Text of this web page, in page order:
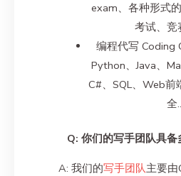
exam、各种形式
考试、竞
编程代写 Coding
Python、Java、
C#、SQL、Web前
全
Q: 你们的写手团队具备
A: 我们的写手团队主要